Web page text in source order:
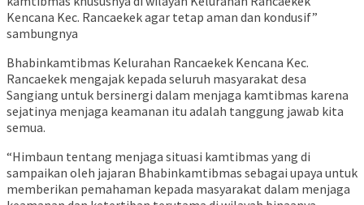
Kencana Kec. Rancaekek agar tetap aman dan kondusif”
sambungnya
Bhabinkamtibmas Kelurahan Rancaekek Kencana Kec.
Rancaekek mengajak kepada seluruh masyarakat desa
Sangiang untuk bersinergi dalam menjaga kamtibmas karena
sejatinya menjaga keamanan itu adalah tanggung jawab kita
semua.
“Himbaun tentang menjaga situasi kamtibmas yang di
sampaikan oleh jajaran Bhabinkamtibmas sebagai upaya untuk
memberikan pemahaman kepada masyarakat dalam menjaga